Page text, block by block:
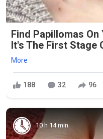
Find Papillomas
It's The First Stage
More
188 32 96
10 h 14 min